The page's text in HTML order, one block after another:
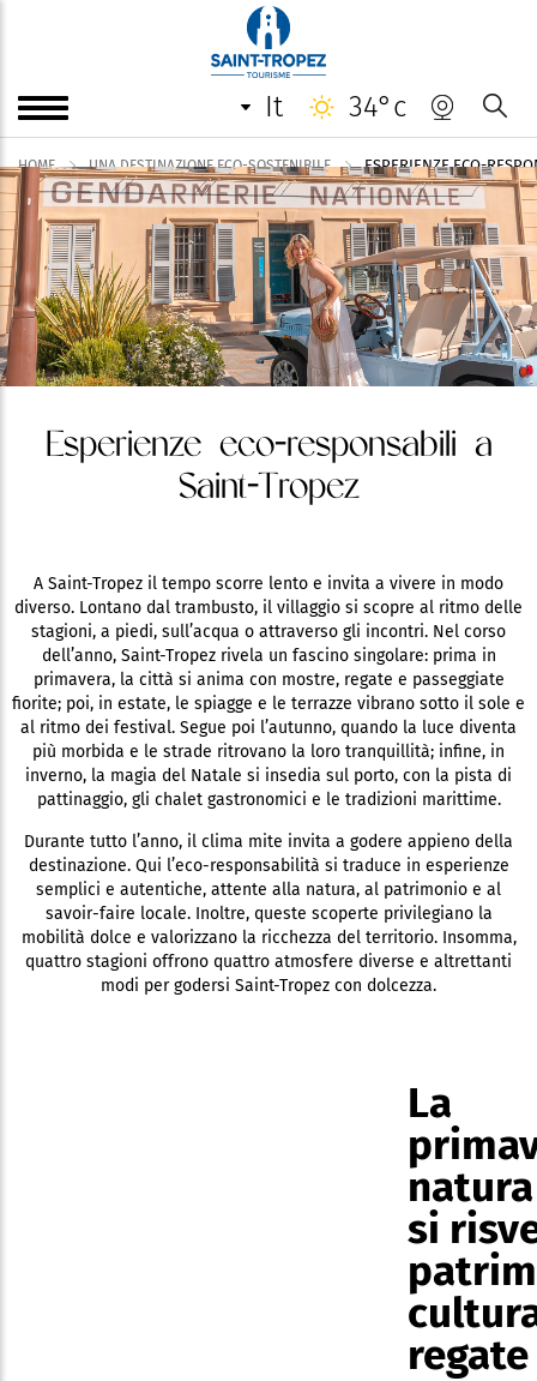
it 34°c
HOME UNA DESTINAZIONE ECO-SOSTENIBILE ESPERIENZE ECO-
Esperienze eco-responsabili a
Saint-Tropez
A Saint-Tropez il tempo scorre lento e invita a vivere in modo
diverso. Lontano dal trambusto, il villaggio si scopre al ritmo delle
stagioni, a piedi, sull’acqua o attraverso gli incontri. Nel corso
dell’anno, Saint-Tropez rivela un fascino singolare: prima in
primavera, la città si anima con mostre, regate e passeggiate
fiorite; poi, in estate, le spiagge e le terrazze vibrano sotto il sole e
al ritmo dei festival. Segue poi l’autunno, quando la luce diventa
più morbida e le strade ritrovano la loro tranquillità; infine, in
inverno, la magia del Natale si insedia sul porto, con la pista di
pattinaggio, gli chalet gastronomici e le tradizioni marittime.
Durante tutto l’anno, il clima mite invita a godere appieno della
destinazione. Qui l’eco-responsabilità si traduce in esperienze
semplici e autentiche, attente alla natura, al patrimonio e al
savoir-faire locale. Inoltre, queste scoperte privilegiano la
mobilità dolce e valorizzano la ricchezza del territorio. Insomma,
quattro stagioni offrono quattro atmosfere diverse e altrettanti
modi per godersi Saint-Tropez con dolcezza.
La
si
regate